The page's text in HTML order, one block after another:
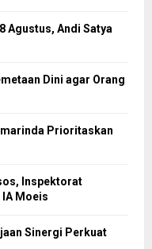
Agustus, Andi Satya
Dini agar Orang
Prioritaskan
Inspektorat
IA Moeis
Sinergi Perkuat